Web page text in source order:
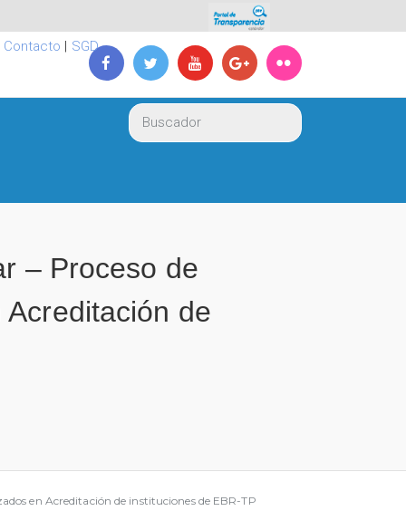
Contacto | SGD
– Proceso de
de
en Acreditación de instituciones de EBR-TP